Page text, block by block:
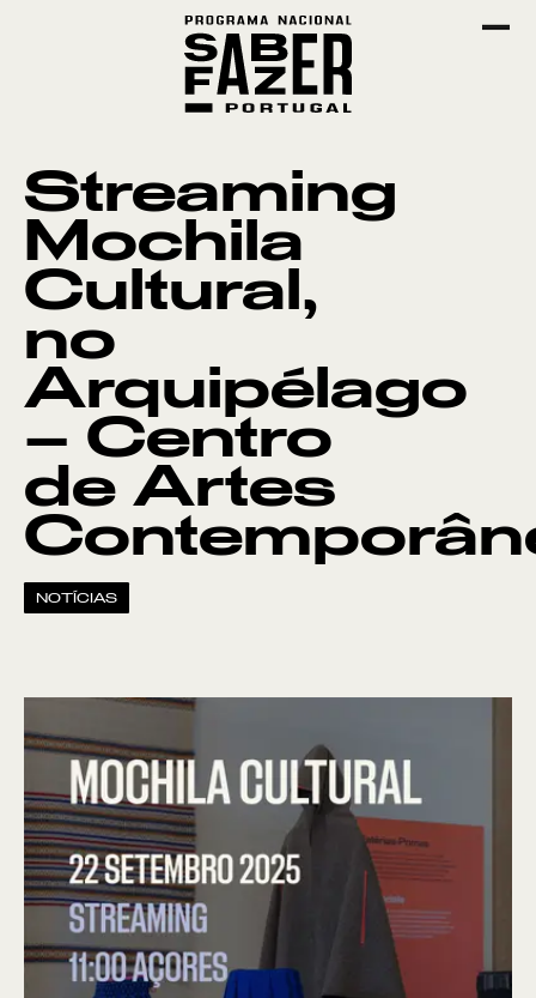
Streaming
Mochila
Cultural,
no
Arquipélago
– Centro
de Artes
NOTÍCIAS